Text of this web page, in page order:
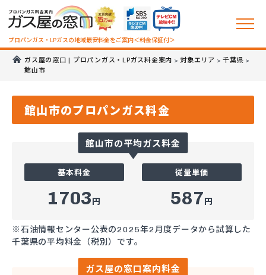
プロパンガス・LPガスの地域最安料金をご案内＜料金保証付＞
ガス屋の窓口 | プロパンガス・LPガス料金案内 > 対象エリア >千葉県 >
館山市
館山市のプロパンガス料金
館山市の平均ガス料金
基本料金
1703円
従量単価
587円
※石油情報センター公表の2025年2月度データから試算した
千葉県の平均料金（税別）です。
ガス屋の窓口案内料金